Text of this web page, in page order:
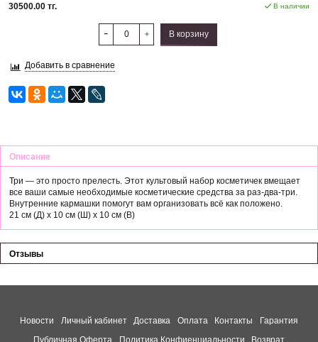
30500.00 тг. В наличии
В корзину
Добавить в сравнение
Описание
Три — это просто прелесть. Этот культовый набор косметичек вмещает
все ваши самые необходимые косметические средства за раз-два-три.
Внутренние кармашки помогут вам организовать всё как положено.
21 см (Д) x 10 см (Ш) x 10 см (В)
Отзывы
Новости Личный кабинет Доставка Оплата Контакты
Гарантия
Публичная Оферта
Политика Конфиенциальности Возврат